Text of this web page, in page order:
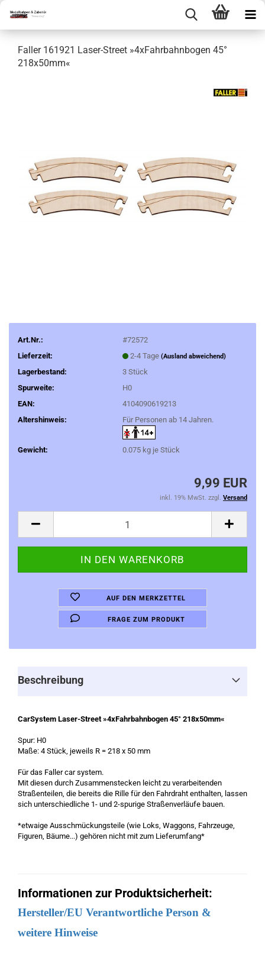
Faller 161921 Laser-Street »4xFahrbahnbogen 45°
218x50mm«
Art.Nr.:
#72572
Lieferzeit:
2-4 Tage (Ausland abweichend)
Lagerbestand: 3 Stück
Spurweite:
H0
EAN:
4104090619213
Altershinweis:
Für Personen ab 14 Jahren.
Gewicht: 0.075kg je Stück
9,99 EUR
inkl. 19% MwSt. zzgl. Versand
AUF DEN MERKZETTEL
FRAGE ZUM PRODUKT
Beschreibung
CarSystem Laser-Street »4xFahrbahnbogen 45° 218x50mm«
Spur: H0
Maße: 4 Stück, jeweils R = 218 x 50 mm
Für das Faller car system.
Mit diesen durch Zusammenstecken leicht zu verarbeitenden
Straßenteilen, die bereits die Rille für den Fahrdraht enthalten, lassen
sich unterschiedliche 1- und 2-spurige Straßenverläufe bauen.
*etwaige Ausschmückungsteile (wie Loks, Waggons, Fahrzeuge,
Figuren, Bäume...) gehören nicht mit zum Lieferumfang*
Informationen zur Produktsicherheit:
Hersteller/EU Verantwortliche Person &
weitere Hinweise